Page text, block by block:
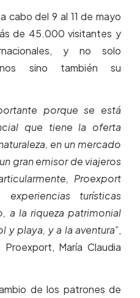
cabo del 9 al 11 de mayo
de 45.000 visitantes y
y no solo
sino también su
porque se está
que tiene la oferta
en un mercado
gran emisor de viajeros
Proexport
turísticas
a la riqueza patrimonial
y playa, y a la aventura”,
María Claudia
de los patrones de